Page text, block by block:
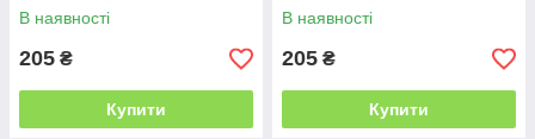
В наявності
205 ₴
Купити
В наявності
205 ₴
Купити